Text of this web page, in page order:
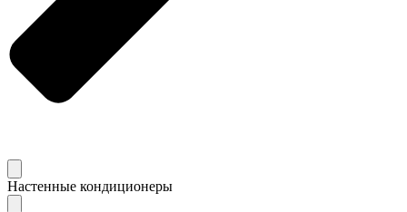
Настенные кондиционеры